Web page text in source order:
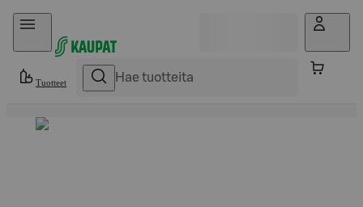
Hyppää sisältöön
Tuotteet